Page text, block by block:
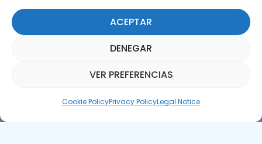
ACEPTAR
DENEGAR
VER PREFERENCIAS
Cookie PolicyPrivacy PolicyLegal Notice